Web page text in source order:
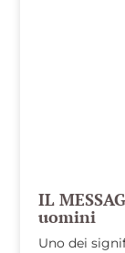
IL
uomini
Uno dei